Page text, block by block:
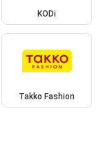
KODi
Takko Fashion